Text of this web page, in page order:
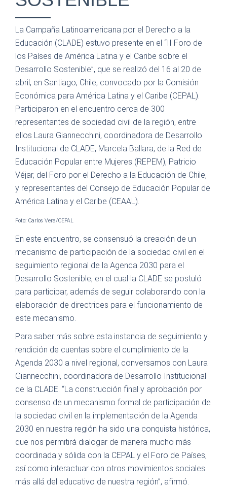
La Campaña Latinoamericana por el Derecho a la
Educación (CLADE) estuvo presente en el “II Foro de
los Países de América Latina y el Caribe sobre el
Desarrollo Sostenible”, que se realizó del 16 al 20 de
abril, en Santiago, Chile, convocado por la Comisión
Económica para América Latina y el Caribe (CEPAL).
Participaron en el encuentro cerca de 300
representantes de sociedad civil de la región, entre
ellos Laura Giannecchini, coordinadora de Desarrollo
Institucional de CLADE, Marcela Ballara, de la Red de
Educación Popular entre Mujeres (REPEM), Patricio
Véjar, del Foro por el Derecho a la Educación de Chile,
y representantes del Consejo de Educación Popular de
América Latina y el Caribe (CEAAL).
Foto: Carlos Vera/CEPAL
En este encuentro, se consensuó la creación de un
mecanismo de participación de la sociedad civil en el
seguimiento regional de la Agenda 2030 para el
Desarrollo Sostenible, en el cual la CLADE se postuló
para participar, además de seguir colaborando con la
elaboración de directrices para el funcionamiento de
este mecanismo.
Para saber más sobre esta instancia de seguimiento y
rendición de cuentas sobre el cumplimiento de la
Agenda 2030 a nivel regional, conversamos con Laura
Giannecchini, coordinadora de Desarrollo Institucional
de la CLADE. “La construcción final y aprobación por
consenso de un mecanismo formal de participación de
la sociedad civil en la implementación de la Agenda
2030 en nuestra región ha sido una conquista histórica,
que nos permitirá dialogar de manera mucho más
coordinada y sólida con la CEPAL y el Foro de Países,
así como interactuar con otros movimientos sociales
más allá del educativo de nuestra región”, afirmó.